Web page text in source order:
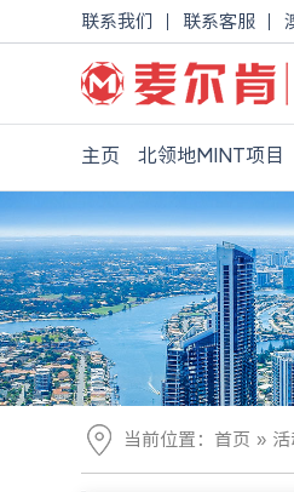
联系我们 联系客服
主页 北领地MINT项目
当前位置： 首页 » 活